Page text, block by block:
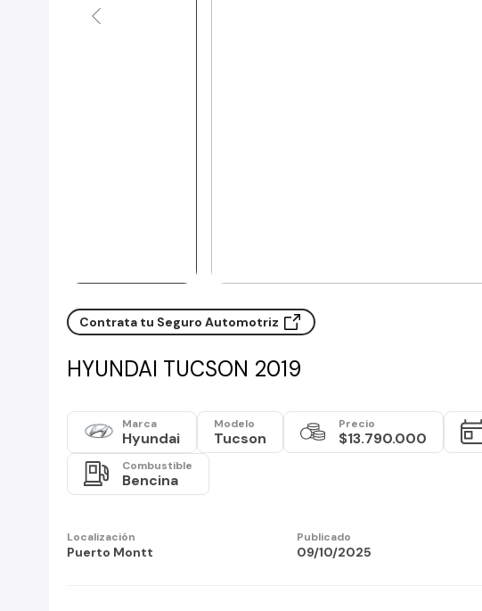
Contrata tu Seguro Automotriz
HYUNDAI TUCSON 2019
Marca
Hyundai
Modelo
Tucson
Precio
$13.790.000
Combustible
Bencina
Localización
Puerto Montt
Publicado
09/10/2025